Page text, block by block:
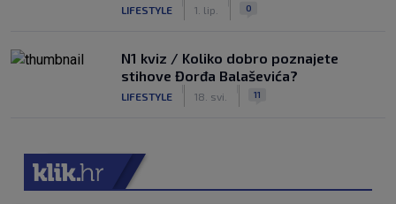
LIFESTYLE 1. lip. 0
N1 kviz / Koliko dobro poznajete
stihove Đorđa Balaševića?
LIFESTYLE 18. svi. 11